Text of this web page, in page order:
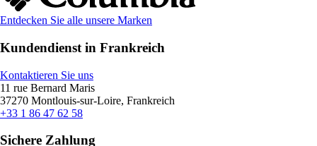
Entdecken Sie alle unsere Marken
Kundendienst in Frankreich
Kontaktieren Sie uns
11 rue Bernard Maris
37270 Montlouis-sur-Loire, Frankreich
+33 1 86 47 62 58
Sichere Zahlung